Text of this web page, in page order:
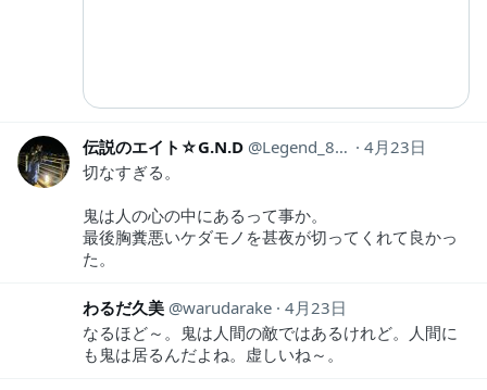
伝説のエイト☆G.N.D Legend_8_GND
4月23日
切なすぎる。
鬼は人の心の中にあるって事か。
最後胸糞悪いケダモノを甚夜が切ってくれて良かっ
た。
わるだ久美 warudarake 4月23日
なるほど～。鬼は人間の敵ではあるけれど。人間に
も鬼は居るんだよね。虚しいね～。